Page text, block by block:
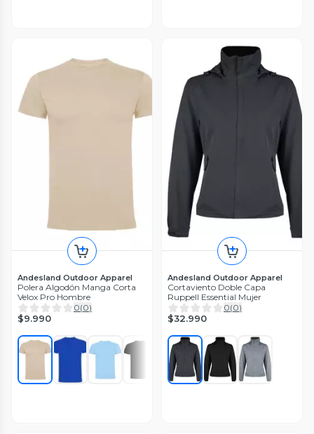
Andesland Outdoor Apparel
Polera Algodón Manga Corta
Velox Pro Hombre
0(0)
$9.990
Andesland Outdoor Apparel
Cortaviento Doble Capa
Ruppell Essential Mujer
0(0)
$32.990